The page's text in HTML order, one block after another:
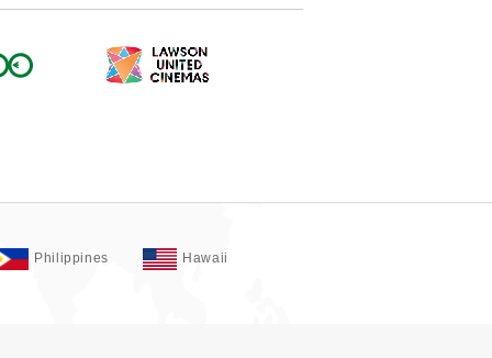
Philippines Hawaii